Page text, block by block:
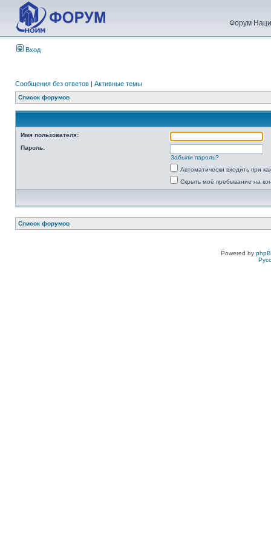
Форум
Вход
Сообщения без ответов | Активные темы
Список форумов
Имя пользователя:
Пароль:
Забыли пароль?
Автоматически входить при
Скрыть моё пребывание на
Список форумов
Powered by